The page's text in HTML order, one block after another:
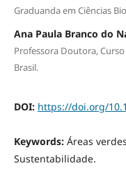
Graduanda em Ciências
Ana Paula Branco do
Professora Doutora, Curso
Brasil.
DOI: https://doi.org/
Keywords: Áreas
Sustentabilidade.